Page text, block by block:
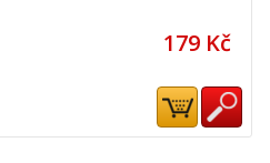
179 Kč